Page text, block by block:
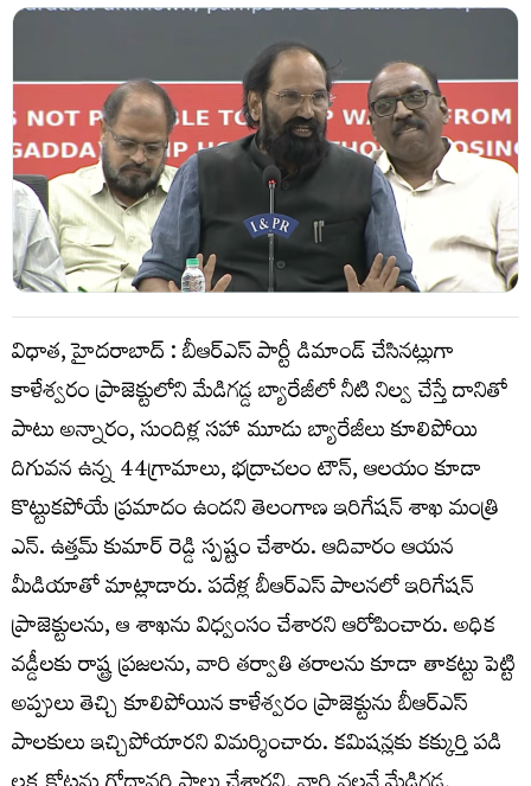
విధాత, హైదరాబాద్ : బీఆర్ఎస్ పార్టీ డిమాండ్ చేసినట్లుగా
కాళేశ్వరం ప్రాజెక్టులోని మేడిగడ్డ బ్యారేజీలో నీటి నిల్వ చేస్తే దానితో
పాటు అన్నారం, సుందిళ్ల సహా మూడు బ్యారేజీలు కూలిపోయి
దిగువన ఉన్న 44గ్రామాలు, భద్రాచలం టౌన్, ఆలయం కూడా
కొట్టుకపోయే ప్రమాదం ఉందని తెలంగాణ ఇరిగేషన్ శాఖ మంత్రి
ఎన్. ఉత్తమ్ కుమార్ రెడ్డి స్పష్టం చేశారు. ఆదివారం ఆయన
మీడియాతో మాట్లాడారు. పదేళ్ల బీఆర్ఎస్ పాలనలో ఇరిగేషన్
ప్రాజెక్టులను, ఆ శాఖను విధ్వంసం చేశారని ఆరోపించారు. అధిక
వడ్డీలకు రాష్ట్ర ప్రజలను, వారి తర్వాతి తరాలను కూడా తాకట్టు పెట్టి
అప్పులు తెచ్చి కూలిపోయిన కాళేశ్వరం ప్రాజెక్టును బీఆర్ఎస్
పాలకులు ఇచ్చిపోయారని విమర్శించారు. కమిషన్లకు కక్కుర్తి పడి